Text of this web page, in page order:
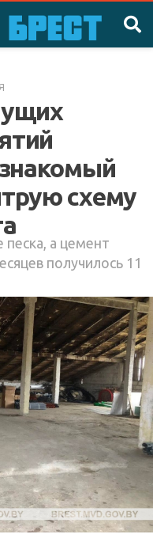
схему
а цемент
получилось 11